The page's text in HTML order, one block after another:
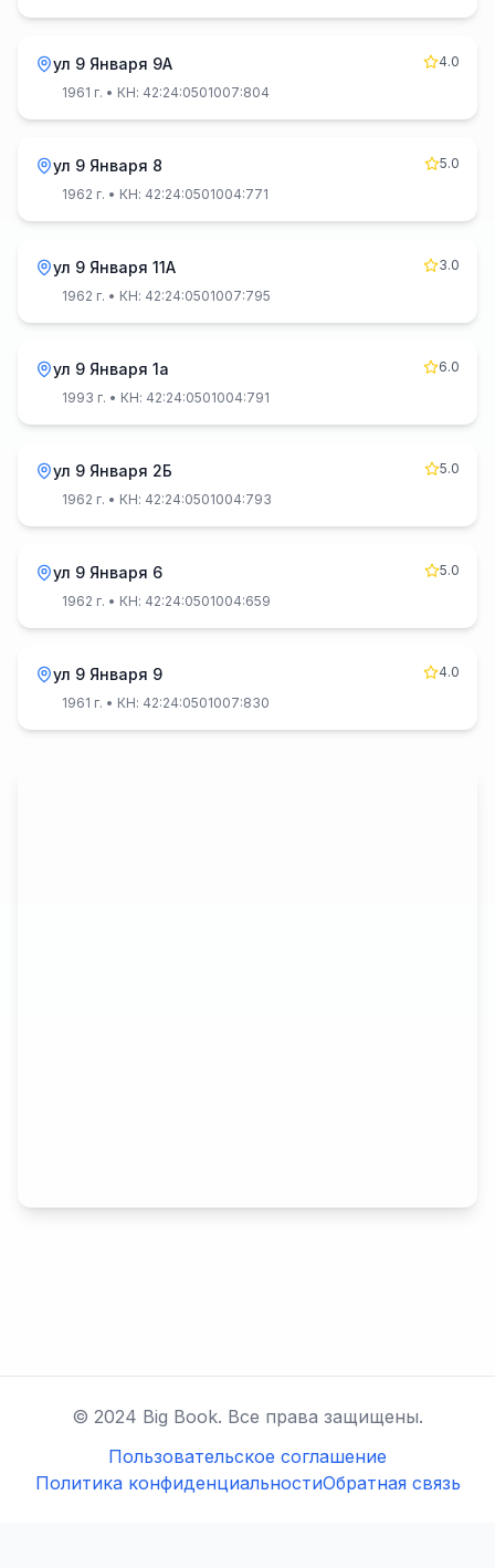
ул 9 Января 9А
4.0
1961 г. • КН: 42:24:0501007:804
ул 9 Января 8
5.0
1962 г. • КН: 42:24:0501004:771
ул 9 Января 11А
3.0
1962 г. • КН: 42:24:0501007:795
ул 9 Января 1а
6.0
1993 г. • КН: 42:24:0501004:791
ул 9 Января 2Б
5.0
1962 г. • КН: 42:24:0501004:793
ул 9 Января 6
5.0
1962 г. • КН: 42:24:0501004:659
ул 9 Января 9
4.0
1961 г. • КН: 42:24:0501007:830
© 2024 Big Book. Все права защищены.
Пользовательское соглашение
Политика конфиденциальностиОбратная связь